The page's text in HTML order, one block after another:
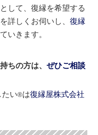
して、復縁を希望する
詳しくお伺いし、復縁
いきます。
ちの方は、ぜひご相談
たい®は復縁屋株式会社